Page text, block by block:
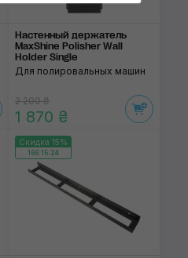
Настенный держатель
MaxShine Polisher Wall
Holder Single
Для полировальных машин
2 200 ₴
1 870 ₴
Скидка 15%
166:15:24